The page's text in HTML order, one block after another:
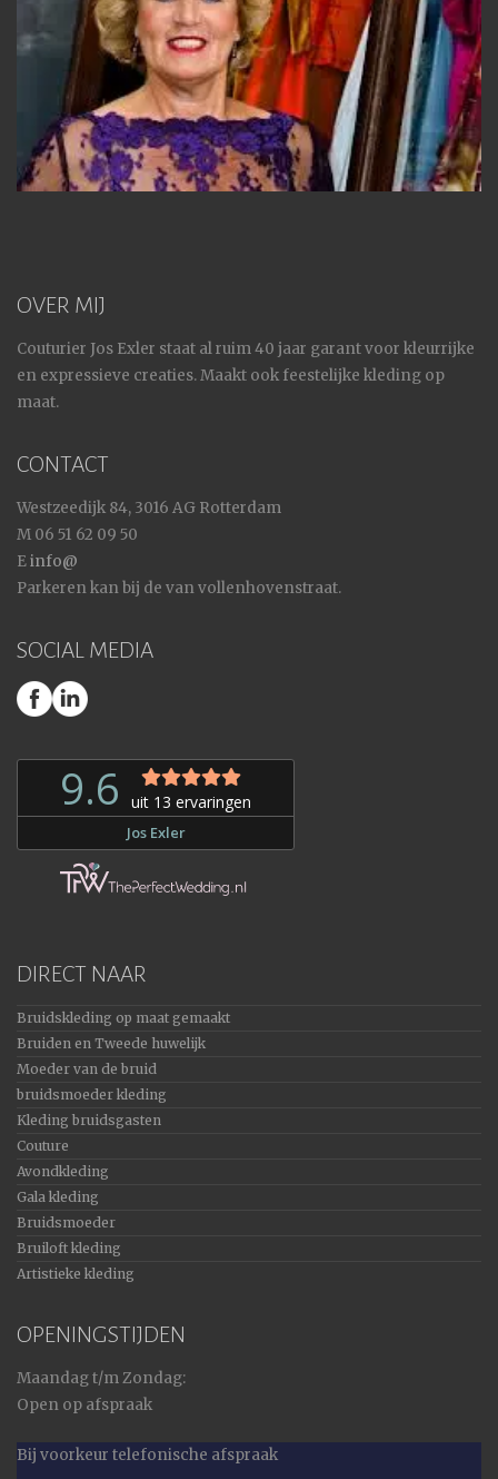
OVER MIJ
Couturier Jos Exler staat al ruim 40 jaar garant voor kleurrijke
en expressieve creaties. Maakt ook feestelijke kleding op
maat.
CONTACT
Westzeedijk 84, 3016 AG Rotterdam
M 06 51 62 09 50
Einfo@
Parkeren kan bij de van vollenhovenstraat.
SOCIAL MEDIA
DIRECT NAAR
Bruidskleding op maat gemaakt
Bruiden en Tweede huwelijk
Moeder van de bruid
bruidsmoeder kleding
Kleding bruidsgasten
Couture
Avondkleding
Gala kleding
Bruidsmoeder
Bruiloft kleding
Artistieke kleding
OPENINGSTIJDEN
Maandag t/m Zondag:
Open op afspraak
Bij voorkeur telefonische afspraak